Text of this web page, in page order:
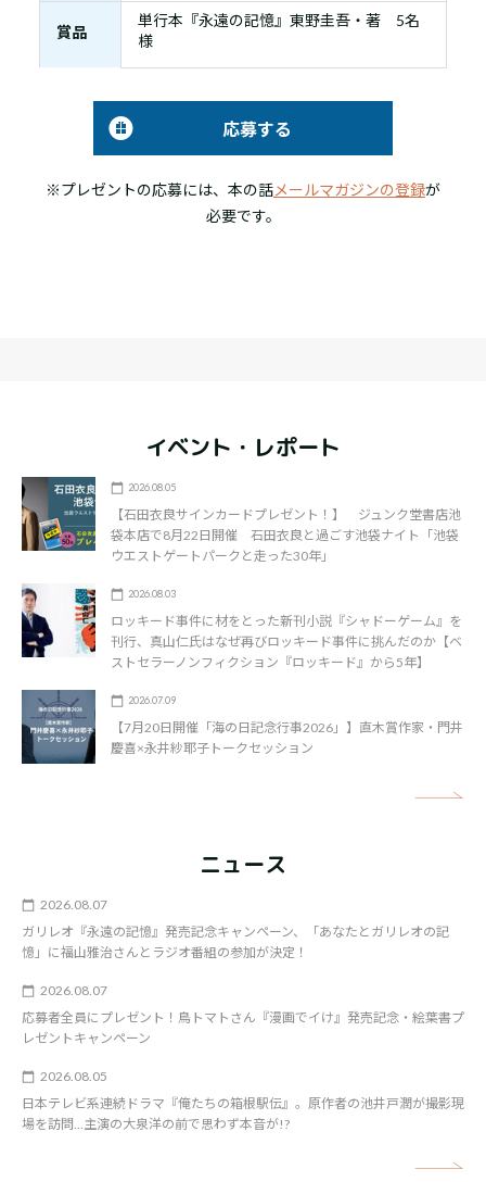
賞品
単行本『永遠の記憶』東野圭吾・著 5名
様
応募する
※プレゼントの応募には、本の話メールマガジンの登録が
必要です。
イベント・レポート
2026.08.05
【石田衣良サインカードプレゼント！】 ジュンク堂書店池
袋本店で8月22日開催 石田衣良と過ごす池袋ナイト「池袋
ウエストゲートパークと走った30年」
2026.08.03
ロッキード事件に材をとった新刊小説『シャドーゲーム』を
刊行、真山仁氏はなぜ再びロッキード事件に挑んだのか【ベ
ストセラーノンフィクション『ロッキード』から5年】
2026.07.09
【7月20日開催「海の日記念行事2026」】直木賞作家・門井
慶喜×永井紗耶子トークセッション
ニュース
2026.08.07
ガリレオ『永遠の記憶』発売記念キャンペーン、「あなたとガリレオの記
憶」に福山雅治さんとラジオ番組の参加が決定！
2026.08.07
応募者全員にプレゼント！鳥トマトさん『漫画でイけ』発売記念・絵葉書プ
レゼントキャンペーン
2026.08.05
日本テレビ系連続ドラマ『俺たちの箱根駅伝』。原作者の池井戸潤が撮影現
場を訪問…主演の大泉洋の前で思わず本音が!?